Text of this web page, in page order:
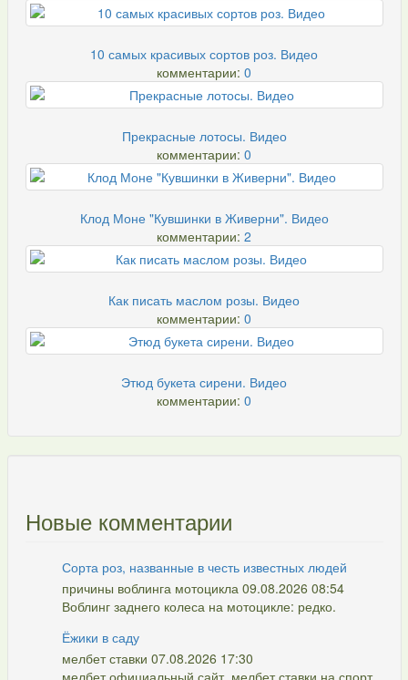
10 самых красивых сортов роз. Видео
комментарии: 0
Прекрасные лотосы. Видео
комментарии: 0
Клод Моне "Кувшинки в Живерни". Видео
комментарии: 2
Как писать маслом розы. Видео
комментарии: 0
Этюд букета сирени. Видео
комментарии: 0
Новые комментарии
Сорта роз, названные в честь известных людей
причины воблинга мотоцикла 09.08.2026 08:54
Воблинг заднего колеса на мотоцикле: редко.
Ёжики в саду
мелбет ставки 07.08.2026 17:30
мелбет официальный сайт, мелбет ставки на спорт